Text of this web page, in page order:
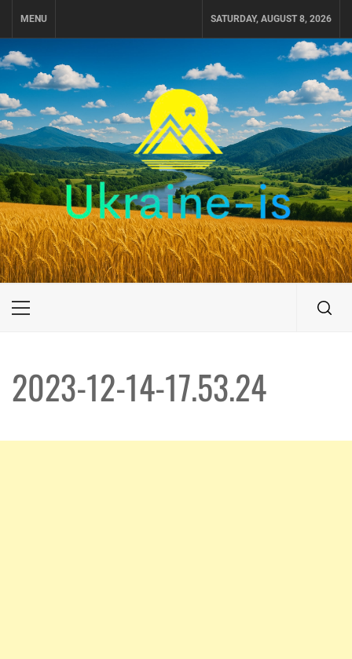
MENU SATURDAY, AUGUST 8, 2026
UKRAINE-IS
ПОДОРОЖI ПО УКРАЇНІ
Primary
2023-12-14-17.53.24